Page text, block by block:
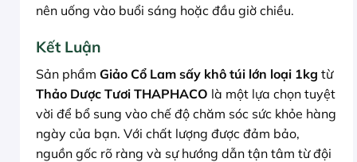
nên uống vào buổi sáng hoặc đầu giờ chiều.
Kết Luận
Sản phẩm Giảo Cổ Lam sấy khô túi lớn loại 1kg từ
Thảo Dược Tươi THAPHACO là một lựa chọn tuyệt
vời để bổ sung vào chế độ chăm sóc sức khỏe hàng
ngày của bạn. Với chất lượng được đảm bảo,
nguồn gốc rõ ràng và sự hướng dẫn tận tâm từ đội